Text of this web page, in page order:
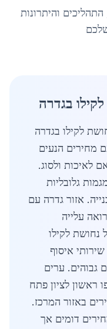
והיתרונות
בגדרה
שוק הנחושת לקילו בגדרה
ביקוש יציב בשנת 2026 עם מחירים הנעים
בהתאם לאיכות ולסוג.
גלובליות
אזור גדרה עם
תושבים רואה עלייה
נחושת לקילו
איסוף
גבוהים. ערים
ראשון לציון פתח
באזור המרכז.
דומים אך